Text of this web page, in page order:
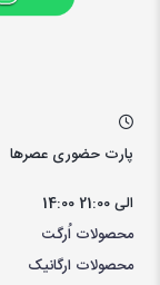
پارت حضوری عصرها
14:00 الی 21:00
محصولات اُرگت
محصولات ارگانیک